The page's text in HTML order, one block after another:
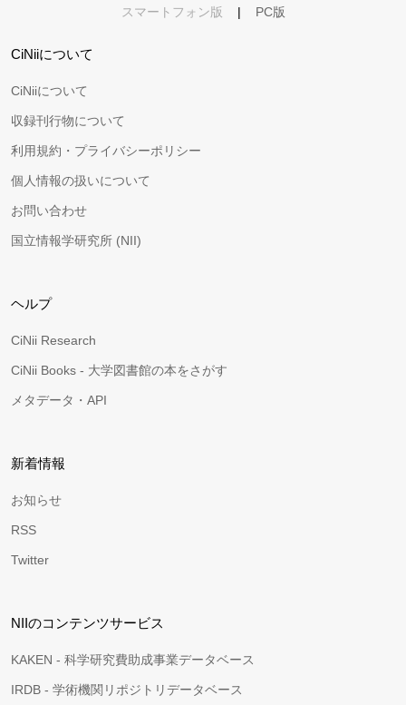
スマートフォン版 | PC版
CiNiiについて
CiNiiについて
収録刊行物について
利用規約・プライバシーポリシー
個人情報の扱いについて
お問い合わせ
国立情報学研究所 (NII)
ヘルプ
CiNii Research
CiNii Books - 大学図書館の本をさがす
メタデータ・API
新着情報
お知らせ
RSS
Twitter
NIIのコンテンツサービス
KAKEN - 科学研究費助成事業データベース
IRDB - 学術機関リポジトリデータベース